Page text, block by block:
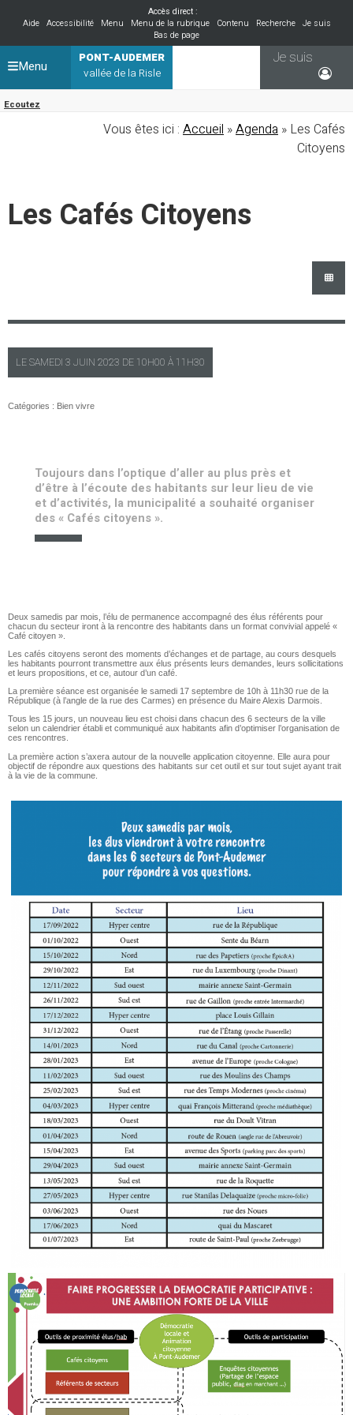
Accès direct :
Aide
Accessibilité Menu Menu de la rubrique Contenu Recherche
Je suis
Bas de page
PONT-AUDEMER
vallée de la Risle
Ecoutez
Je suis
Menu
Vous êtes ici : Accueil »Agenda » Les Cafés
Citoyens
Les Cafés Citoyens
LESAMEDI 3 JUIN 2023 DE 10H00 À 11H30
Catégories : Bien vivre
Toujours dans l’optique d’aller au plus près et
d’être à l’écoute des habitants sur leur lieu de vie
et d’activités, la municipalité a souhaité organiser
des « Cafés citoyens ».
Deux samedis par mois, l’élu de permanence accompagné des élus référents pour
chacun du secteur iront à la rencontre des habitants dans un format convivial appelé «
Café citoyen ».
Les cafés citoyens seront des moments d’échanges et de partage, au cours desquels
les habitants pourront transmettre aux élus présents leurs demandes, leurs sollicitations
et leurs propositions, et ce, autour d’un café.
La première séance est organisée le samedi 17 septembre de 10h à 11h30 rue de la
République (à l’angle de la rue des Carmes) en présence du Maire Alexis Darmois.
Tous les 15 jours, un nouveau lieu est choisi dans chacun des 6 secteurs de la ville
selon un calendrier établi et communiqué aux habitants afin d’optimiser l’organisation de
ces rencontres.
La première action s’axera autour de la nouvelle application citoyenne. Elle aura pour
objectif de répondre aux questions des habitants sur cet outil et sur tout sujet ayant trait
à la vie de la commune.